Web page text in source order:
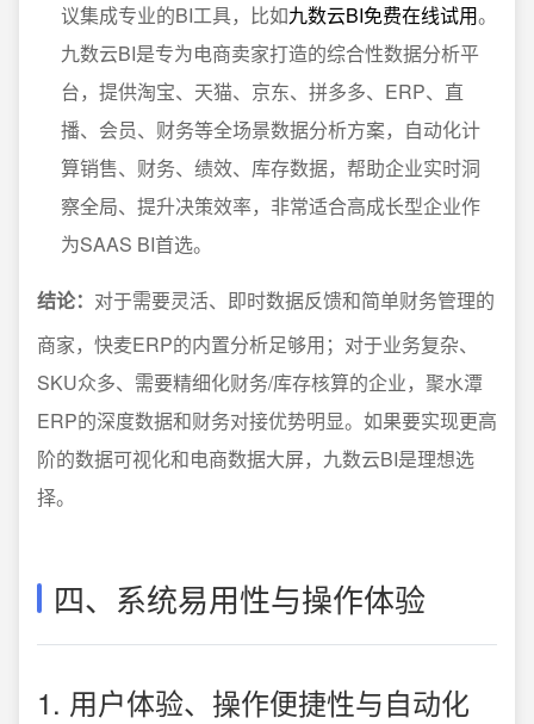
议集成专业的BI工具，比如九数云BI免费在线试用。
九数云BI是专为电商卖家打造的综合性数据分析平
台，提供淘宝、天猫、京东、拼多多、ERP、直
播、会员、财务等全场景数据分析方案，自动化计
算销售、财务、绩效、库存数据，帮助企业实时洞
察全局、提升决策效率，非常适合高成长型企业作
为SAAS BI首选。
结论： 对于需要灵活、即时数据反馈和简单财务管理的
商家，快麦ERP的内置分析足够用；对于业务复杂、
SKU众多、需要精细化财务/库存核算的企业，聚水潭
ERP的深度数据和财务对接优势明显。如果要实现更高
阶的数据可视化和电商数据大屏，九数云BI是理想选
择。
四、系统易用性与操作体验
1. 用户体验、操作便捷性与自动化